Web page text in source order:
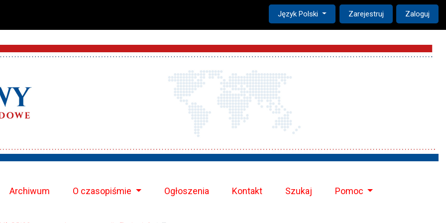
Change the language. The current language is:
Język Polski Zarejestruj Zaloguj
Archiwum O czasopiśmie Ogłoszenia Kontakt Szukaj Pomoc